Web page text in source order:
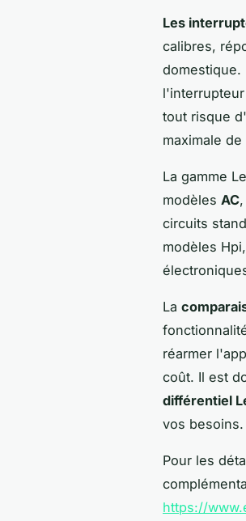
Les
calibres,
domestique.
tout risque
maximale
La gamme
modèles AC,
circuits
modèles
La
réarmer
coût. Il est
différentiel
vos besoins.
Pour les
https://